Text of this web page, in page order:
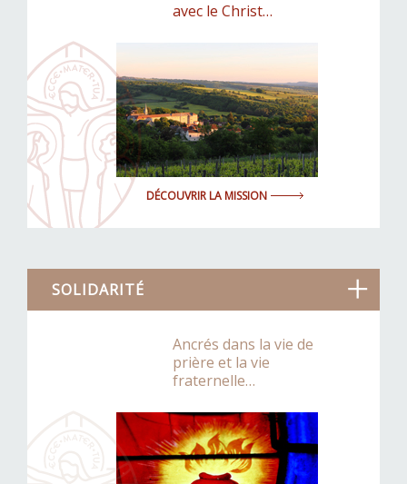
avec le Christ…
DÉCOUVRIR LA MISSION
SOLIDARITÉ
Ancrés dans la vie de
prière et la vie
fraternelle…